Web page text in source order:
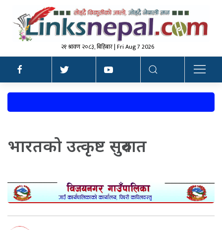
२१ श्रावण २०८३, बिहिबार | Fri Aug 7 2026
भारतको उत्कृष्ट सुरुवात